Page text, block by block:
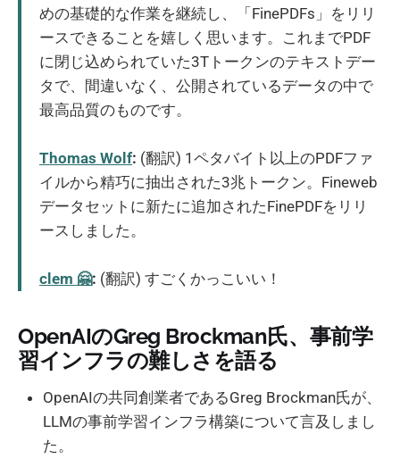
めの基礎的な作業を継続し、「FinePDFs」をリリ
ースできることを嬉しく思います。これまでPDF
に閉じ込められていた3Tトークンのテキストデー
タで、間違いなく、公開されているデータの中で
最高品質のものです。
Thomas Wolf: (翻訳) 1ペタバイト以上のPDFファ
イルから精巧に抽出された3兆トークン。Fineweb
データセットに新たに追加されたFinePDFをリリ
ースしました。
clem 🤗: (翻訳) すごくかっこいい！
OpenAIのGreg Brockman氏、事前学
習インフラの難しさを語る
OpenAIの共同創業者であるGreg Brockman氏が、
LLMの事前学習インフラ構築について言及しまし
た。